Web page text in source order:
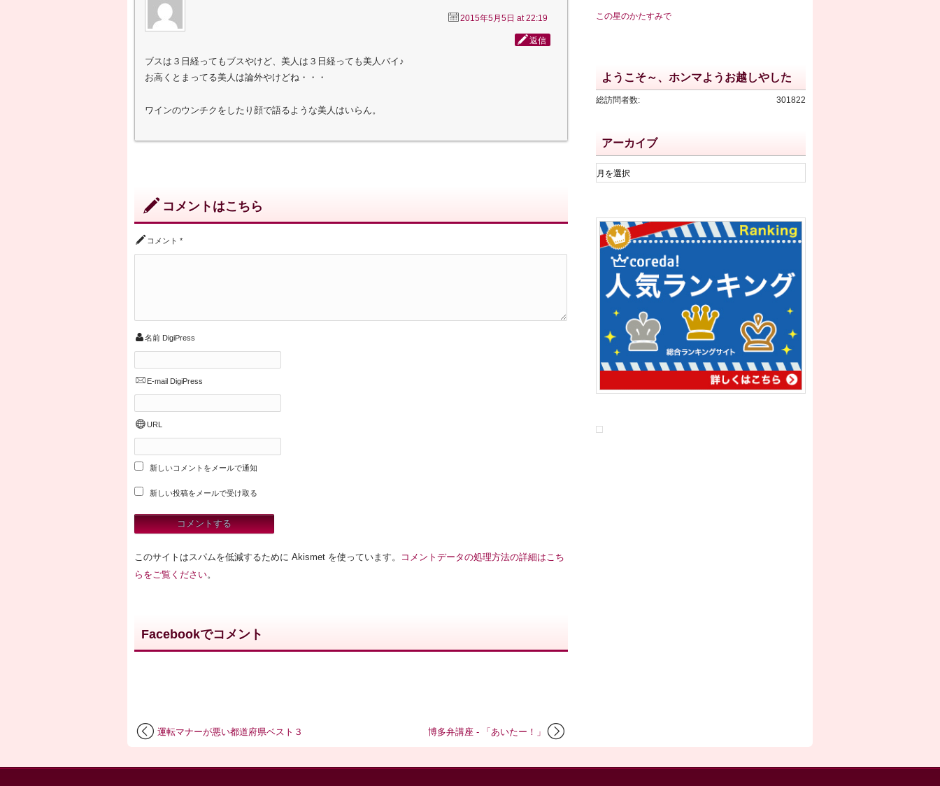
2015年5月5日 at 22:19
返信
ブスは３日経ってもブスやけど、美人は３日経っても美人バイ♪
お高くとまってる美人は論外やけどね・・・
ワインのウンチクをしたり顔で語るような美人はいらん。
コメントはこちら
コメント *
名前 DigiPress
E-mail DigiPress
URL
新しいコメントをメールで通知
新しい投稿をメールで受け取る
このサイトはスパムを低減するために Akismet を使っています。
コメントデータの処理方法の詳細はこち
らをご覧ください。
Facebookでコメント
博多弁講座 - 「あいたー！」
運転マナーが悪い都道府県ベスト３
この星のかたすみで
ようこそ～、ホンマようお越しやした
301822
総訪問者数:
アーカイブ
ア
ー
ブ